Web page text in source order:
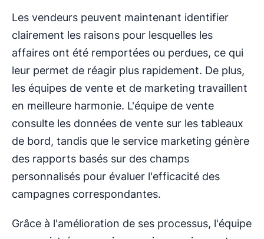
Les vendeurs peuvent maintenant identifier
clairement les raisons pour lesquelles les
affaires ont été remportées ou perdues, ce qui
leur permet de réagir plus rapidement. De plus,
les équipes de vente et de marketing travaillent
en meilleure harmonie. L'équipe de vente
consulte les données de vente sur les tableaux
de bord, tandis que le service marketing génère
des rapports basés sur des champs
personnalisés pour évaluer l'efficacité des
campagnes correspondantes.
Grâce à l'amélioration de ses processus, l'équipe